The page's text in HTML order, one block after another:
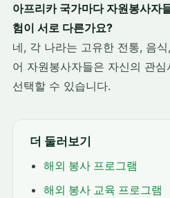
아프리카 국가마다 자원봉사자
험이 서로 다른가요?
네, 각 나라는 고유한 전통, 음
어 자원봉사자들은 자신의 관
선택할 수 있습니다.
더 둘러보기
해외 봉사 프로그램
해외 봉사 교육 프로그램